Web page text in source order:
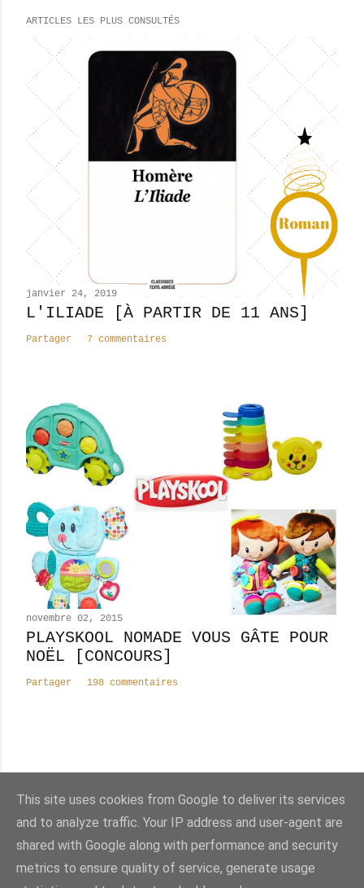
g
t
r
c
m
n
t
i
ARTICLES LES PLUS CONSULTÉS
janvier 24, 2019
L'ILIADE [À PARTIR DE 11 ANS]
Partager 7 commentaires
novembre 02, 2015
PLAYSKOOL NOMADE VOUS GÂTE POUR
NOËL [CONCOURS]
Partager 198 commentaires
42158
Fourni par Blogger
This site uses cookies from Google to deliver its services
and to analyze traffic. Your IP address and user-agent are
shared with Google along with performance and security
metrics to ensure quality of service, generate usage